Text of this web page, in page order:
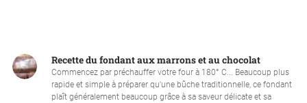
Recette du fondant aux marrons et au chocolat
Commencez par préchauffer votre four à 180° C... Beaucoup plus
rapide et simple à préparer qu'une bûche traditionnelle, ce fondant
plaît généralement beaucoup grâce à sa saveur délicate et sa